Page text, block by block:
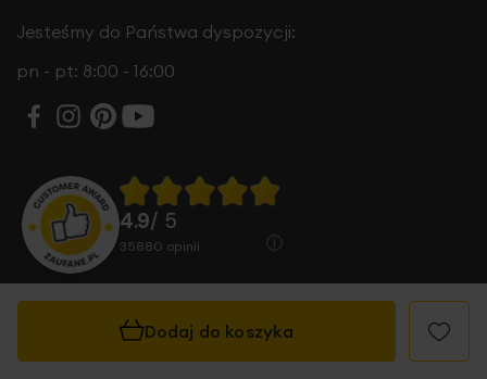
Dodaj do koszyka
Jesteśmy do Państwa dyspozycji:
pn - pt: 8:00 - 16:00
4.9/ 5
35880 opinii
© 2026 Eurofirany B.B. Choczyńscy Sp.J. Wszystkie